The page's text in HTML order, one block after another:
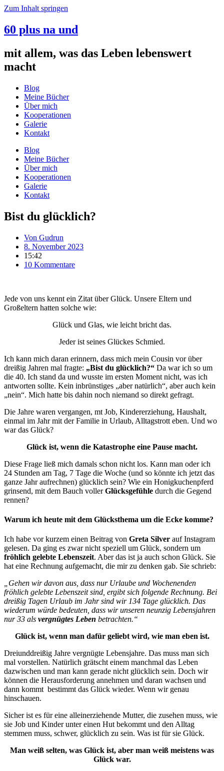
Zum Inhalt springen
60 plus na und
mit allem, was das Leben lebenswert
macht
Blog
Meine Bücher
Über mich
Kooperationen
Galerie
Kontakt
Blog
Meine Bücher
Über mich
Kooperationen
Galerie
Kontakt
Bist du glücklich?
Von Gudrun
8. November 2023
15:42
10 Kommentare
Jede von uns kennt ein Zitat über Glück. Unsere Eltern und
Großeltern hatten solche wie:
Glück und Glas, wie leicht bricht das.
Jeder ist seines Glückes Schmied.
Ich kann mich daran erinnern, dass mich mein Cousin vor über
dreißig Jahren mal fragte: „Bist du glücklich?“ Da war ich so um
die 40. Ich stand da und wusste im ersten Moment nicht, was ich
antworten sollte. Kein inbrünstiges „aber natürlich“, aber auch kein
„nein“. Mich hatte bis dahin noch niemand so direkt gefragt.
Die Jahre waren vergangen, mt Job, Kindererziehung, Haushalt,
einmal im Jahr mit der Familie in Urlaub, Alltagstrott eben. Und wo
war das Glück?
Glück ist, wenn die Katastrophe eine Pause macht.
Diese Frage ließ mich damals schon nicht los. Kann man oder ich
24 Stunden am Tag, 7 Tage die Woche (und so könnte ich jetzt das
ganze Jahr aufrechnen) glücklich sein? Wie ein Honigkuchenpferd
grinsend, mit dem Bauch vollerGlücksgefühle durch die Gegend
rennen?
Warum ich heute mit dem Glücksthema um die Ecke komme?
Ich habe vor kurzem einen Beitrag von Greta Silver auf Instagram
gelesen. Da ging es zwar nicht speziell um Glück, sondern um
fröhlich gelebte Lebenszeit. Aber das ist ja auch schon Glück. Sie
hat eine Rechnung aufgemacht, die mir zu denken gab. Sie schrieb:
„Gehen wir davon aus, dass nur Urlaube und Wochenenden
fröhlich gelebte Lebenszeit sind, ergibt sich folgende Rechnung. Bei
dreißig Tagen Urlaub im Jahr sind wir 134 Tage glücklich. Das
wiederum würde bedeuten, dass wir unseren neunzig Lebensjahren
nur 33 als vergnügtes Leben betrachten.“
Glück ist, wenn man dafür geliebt wird, wie man eben ist.
Dreiunddreißig Jahre vergnügte Lebensjahre. Das muss man sich
mal vorstellen. Natürlich grätscht einem manchmal das Leben
dazwischen und man kann gerade nicht glücklich sein. Doch wir
können die Herausforderung annehmen und daran wachsen und
dann kommt bestimmt das Glück wieder. Wenn wir genau
hinschauen.
Sicher ist es für eine alleinerziehende Mutter, die zusehen muss, wie
sie Job und Kinder unter einen Hut bekommt und den Alltag
stemmen muss, schwer, glücklich zu sein. Was ist für sie Glück.
Man weiß selten, was Glück ist, aber man weiß meistens was
Glück war.